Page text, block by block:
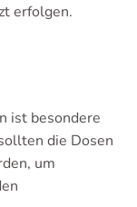
erfolgen.
ist besondere
die Dosen
um